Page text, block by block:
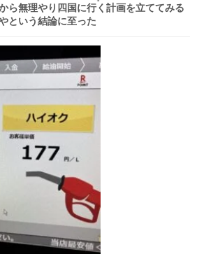
ら無理やり四国に行く計画を立ててみる
という結論に至った